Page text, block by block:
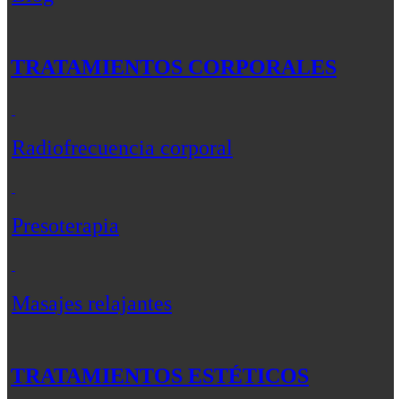
TRATAMIENTOS CORPORALES
Radiofrecuencia corporal
Presoterapia
Masajes relajantes
TRATAMIENTOS ESTÉTICOS